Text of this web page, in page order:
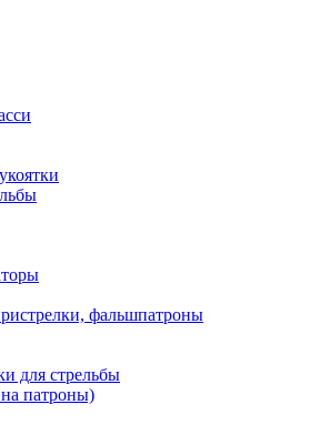
фальшпатроны
для стрельбы
патроны)